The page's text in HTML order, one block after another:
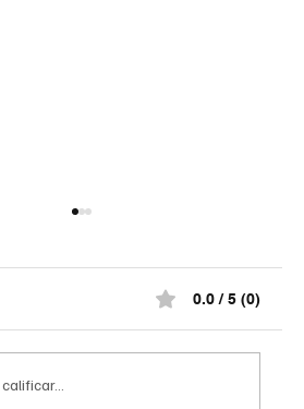
0.0 / 5 (0)